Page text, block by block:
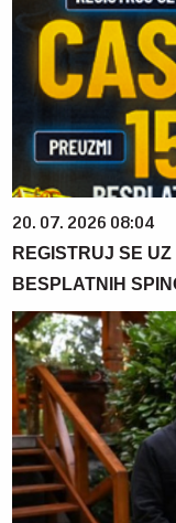
20. 07. 2026 08:04
REGISTRUJ SE
BESPLATNIH